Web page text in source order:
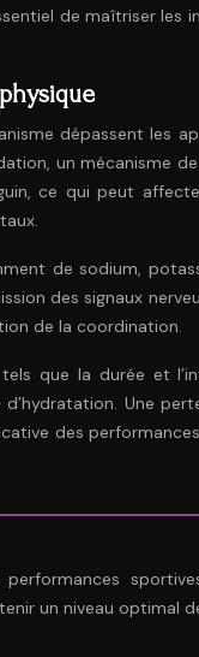
de maîtriser les
dépassent les
un mécanisme
ce qui peut
de sodium,
des signaux
de la coordination.
que la durée et
Une
des
un niveau optimal